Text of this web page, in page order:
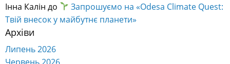
Інна Калін до
Запрошуємо на «Odesa Climate Quest:
Твій внесок у майбутнє планети»
Архіви
Липень 2026